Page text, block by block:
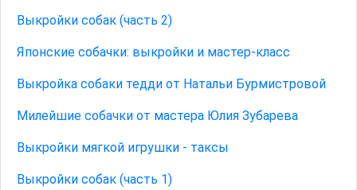
Выкройки собак (часть 2)
Японские собачки: выкройки и мастер-класс
Выкройка собаки тедди от Натальи Бурмистровой
Милейшие собачки от мастера Юлия Зубарева
Выкройки мягкой игрушки - таксы
Выкройки собак (часть 1)